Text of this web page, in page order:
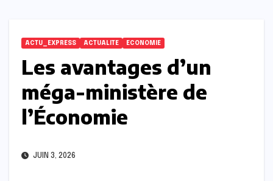
ACTU_EXPRESS ACTUALITE ECONOMIE
Les avantages d’un
méga-ministère de
l’Économie
JUIN 3, 2026